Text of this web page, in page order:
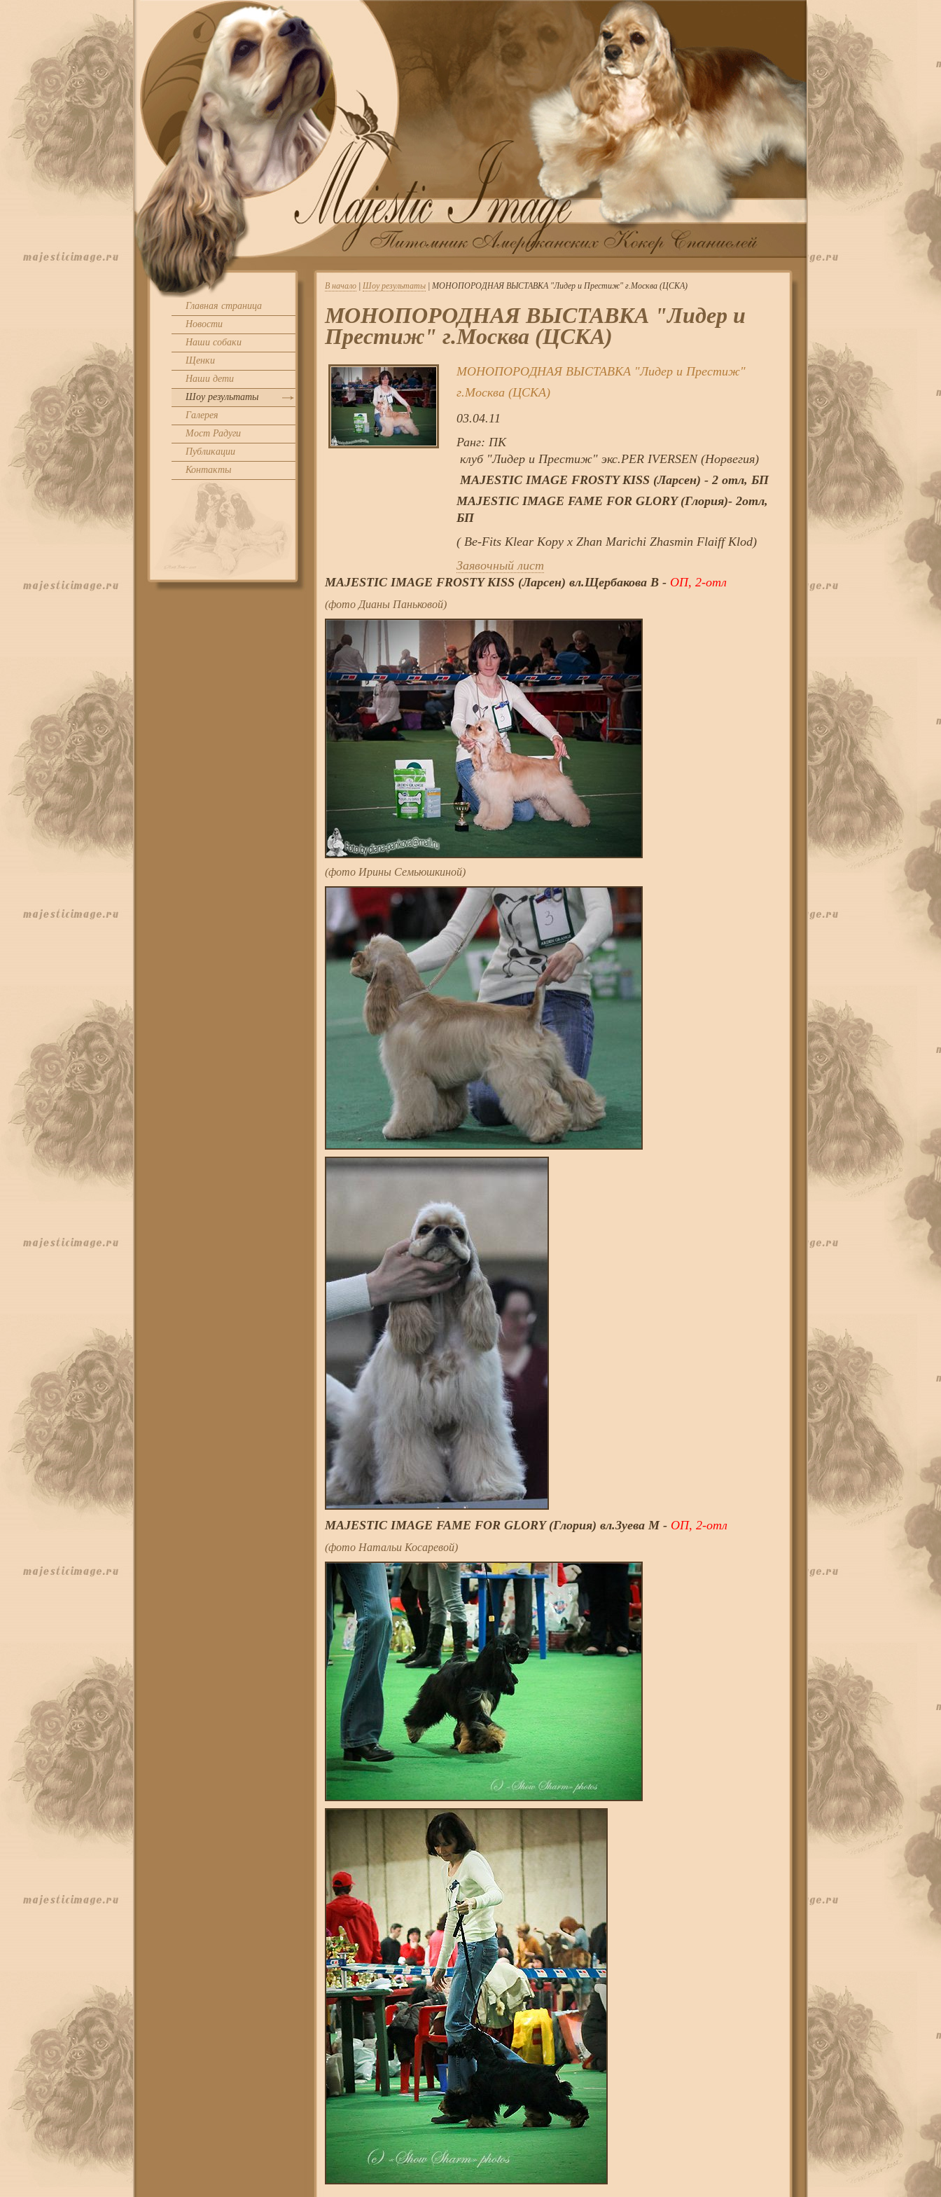
Главная страница
Новости
Наши собаки
Щенки
Наши дети
Шоу результаты
Галерея
Мост Радуги
Публикации
Контакты
В начало Шоу результаты | МОНОПОРОДНАЯ ВЫСТАВКА "Лидер и Престиж" г.Москва (ЦСКА)
МОНОПОРОДНАЯ ВЫСТАВКА "Лидер и
Престиж" г.Москва (ЦСКА)
МОНОПОРОДНАЯ ВЫСТАВКА "Лидер и Престиж"
г.Москва (ЦСКА)
03.04.11
Ранг: ПК
клуб "Лидер и Престиж" экс.PER IVERSEN (Норвегия)
MAJESTIC IMAGE FROSTY KISS (Ларсен) - 2 отл, БП
MAJESTIC IMAGE FAME FOR GLORY (Глория)- 2отл,
БП
( Be-Fits Klear Kopy х Zhan Marichi Zhasmin Flaiff Klod)
Заявочный лист
MAJESTIC IMAGE FROSTY KISS (Ларсен) вл.Щербакова В - ОП, 2-отл
(фото Дианы Паньковой)
(фото Ирины Семьюшкиной)
MAJESTIC IMAGE FAME FOR GLORY (Глория) вл.Зуева М - ОП, 2-отл
(фото Натальи Косаревой)